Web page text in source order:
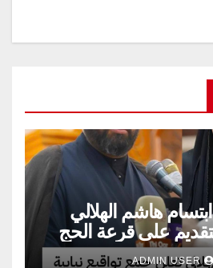
هاشم الهلالي
على قرعة الحج
ADMIN USER